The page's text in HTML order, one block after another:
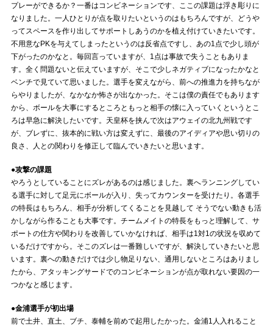
プレーができるか？一番はコンビネーションです、ここの課題は浮き彫りに
なりました。一人ひとりが点を取りたいというのはもちろんですが、どうや
ってスペースを作り出してサポートしあうのかを植え付けていきたいです。
不用意なPKを与えてしまったというのは反省点ですし、あの1点で少し頭が
下がったのかなと。毎回言っていますが、1点は事故で失うこともありま
す。全く問題ないと伝えていますが、そこで少しネガティブになったかなと
ベンチで見ていて思いました。選手を変えながら、前への推進力を持ちなが
らやりましたが、なかなか怖さが出なかった。そこは僕の責任でもあります
から、ボールを大事にするところともっと相手の懐に入っていくというとこ
ろは早急に解決したいです。天皇杯を挟んで次はアウェイの北九州戦です
が、ブレずに、抜本的に戦い方は変えずに、最後のアイディアや思い切りの
良さ、人との関わりを修正して臨んでいきたいと思います。
●攻撃の課題
やろうとしていることにズレがあるのは感じました。裏へランニングしてい
る選手に対して足元にボールが入り、失ってカウンターを受けたり。各選手
の特長はもちろん、相手が分析してくることを見越して そうでない動きも活
かしながら作ることも大事です。チームメイトの特長をもっと理解して、サ
ポートの仕方や関わりを改善していかなければ、相手は1対1の状況を収めて
いるだけですから。そこのズレは一番難しいですが、解決していきたいと思
います。裏への動きだけでは少し物足りない、通用しないところはありまし
たから、アタッキングサードでのコンビネーションが点が取れない要因の一
つかなと感じます。
●金浦選手が初出場
前で土井、直土、ブチ、泰輔を前めで起用したかった。金浦1人入れること